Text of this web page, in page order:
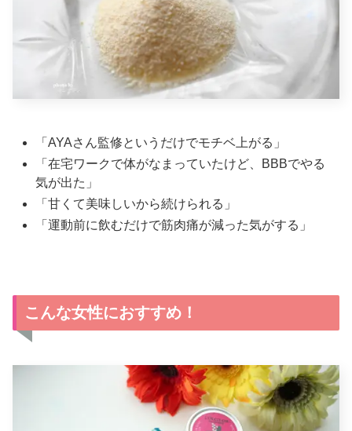
「AYAさん監修というだけでモチベ上がる」
「在宅ワークで体がなまっていたけど、BBBでやる
気が出た」
「甘くて美味しいから続けられる」
「運動前に飲むだけで筋肉痛が減った気がする」
こんな女性におすすめ！